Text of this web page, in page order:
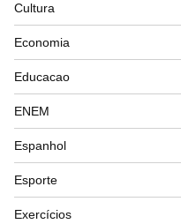
Cultura
Economia
Educacao
ENEM
Espanhol
Esporte
Exercícios